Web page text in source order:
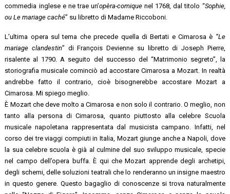
commedia inglese e ne trae un’opèra-comiquenel 1768, dal titolo “Sophie,
ou Le mariage caché” su libretto di Madame Riccoboni.
L’ultima opera sul tema che precede quella di Bertati e Cimarosa è “Le
mariage clandestin” di François Devienne su libretto di Joseph Pierre,
risalente al 1790. A seguito del successo del “Matrimonio segreto”, la
storiografia musicale cominciò ad accostare Cimarosa a Mozart. In realtà
andrebbe fatto il contrario, cioè bisognerebbe accostare Mozart a
Cimarosa. Mi spiego meglio.
È Mozart che deve molto a Cimarosa e non solo il contrario. O meglio, non
tanto alla persona di Cimarosa, quanto piuttosto alla celebre Scuola
musicale napoletana rappresentata dal musicista campano. Infatti, nel
corso dei tre viaggi compiuti in Italia, Mozart giunge anche a Napoli, dove
la sua celebre scuola è già al culmine del suo sviluppo musicale, specie
nel campo dell’opera buffa. È qui che Mozart apprende degli archetipi,
degli schemi, delle soluzioni teatrali che lo renderanno un insigne maestro
in questo genere. Questo bagaglio di conoscenze si trova naturalmente